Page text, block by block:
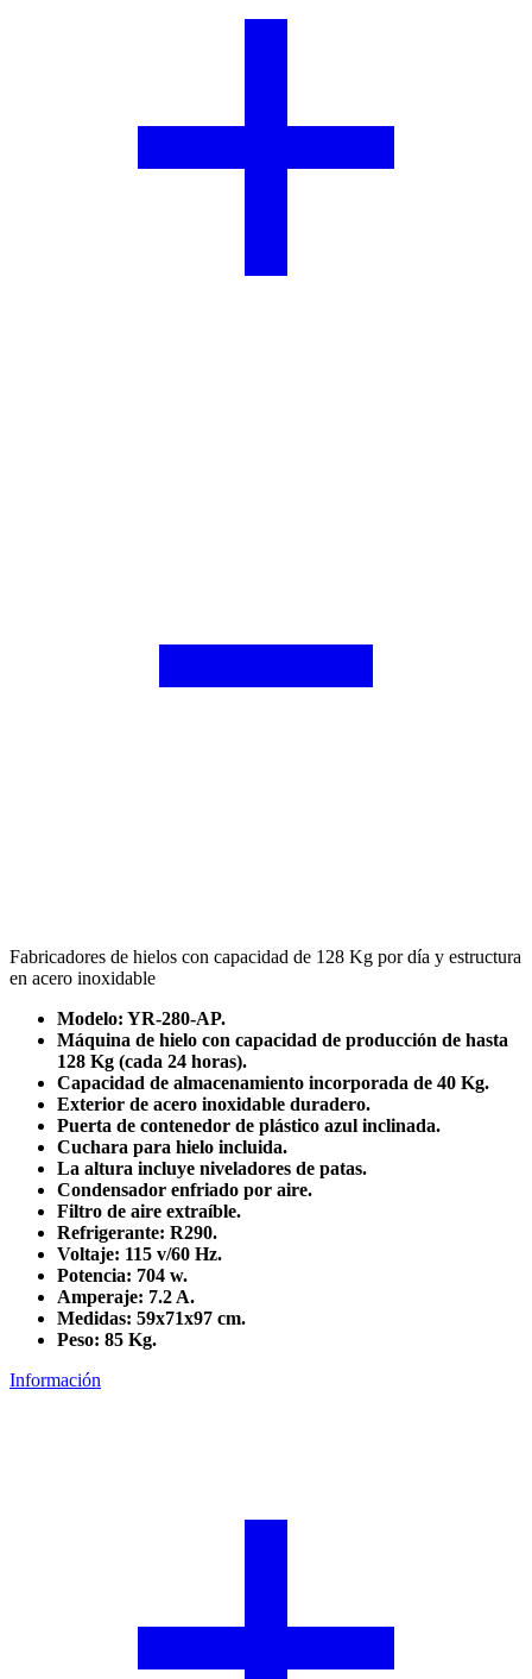
Fabricadores de hielos con capacidad de 128 Kg por día y estructura
en acero inoxidable
Modelo: YR-280-AP.
Máquina de hielo con capacidad de producción de hasta
128 Kg (cada 24 horas).
Capacidad de almacenamiento incorporada de 40 Kg.
Exterior de acero inoxidable duradero.
Puerta de contenedor de plástico azul inclinada.
Cuchara para hielo incluida.
La altura incluye niveladores de patas.
Condensador enfriado por aire.
Filtro de aire extraíble.
Refrigerante: R290.
Voltaje: 115 v/60 Hz.
Potencia: 704 w.
Amperaje: 7.2 A.
Medidas: 59x71x97 cm.
Peso: 85 Kg.
Información